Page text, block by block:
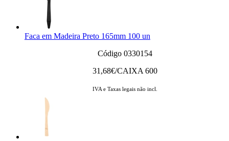
Faca em Madeira Preto 165mm 100 un
Código 0330154
31,68€/CAIXA 600
IVA e Taxas legais não incl.